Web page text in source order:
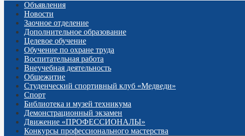
Объявления
Новости
Заочное отделение
Дополнительное образование
Целевое обучение
Обучение по охране труда
Воспитательная работа
Внеучебная деятельность
Общежитие
Студенческий спортивный клуб «Медведи»
Спорт
Библиотека и музей техникума
Демонстрационный экзамен
Движение «ПРОФЕССИОНАЛЫ»
Конкурсы профессионального мастерства